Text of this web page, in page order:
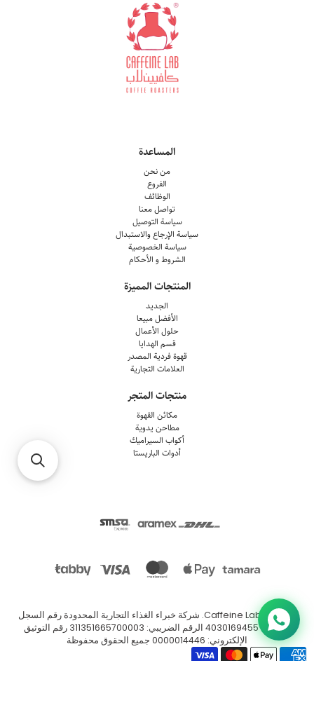
المساعدة
من نحن
الفروع
الوظائف
تواصل معنا
سياسة التوصيل
سياسة الإرجاع والاستبدال
سياسة الخصوصية
الشروط و الأحكام
المنتجات المميزة
الجديد
الأفضل مبيعا
حلول الأعمال
قسم الهدايا
قهوة فردية المصدر
العلامات التجارية
منتجات المتجر
مكائن القهوة
مطاحن يدوية
أكواب السيراميك
أدوات الباريستا
© 2026
Caffeine Lab
. شركة خبراء الغذاء التجارية المحدودة رقم السجل
التجاري: 4030169455 الرقم الضريبي: 311351665700003 رقم التوثيق
الإلكتروني: 0000014446 جميع الحقوق محفوظة